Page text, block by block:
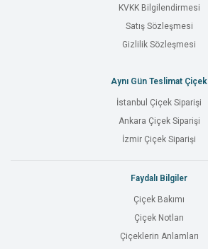
KVKK Bilgilendirmesi
Satış Sözleşmesi
Gizlilik Sözleşmesi
Aynı Gün Teslimat Çiçek
İstanbul Çiçek Siparişi
Ankara Çiçek Siparişi
İzmir Çiçek Siparişi
Faydalı Bilgiler
Çiçek Bakımı
Çiçek Notları
Çiçeklerin Anlamları